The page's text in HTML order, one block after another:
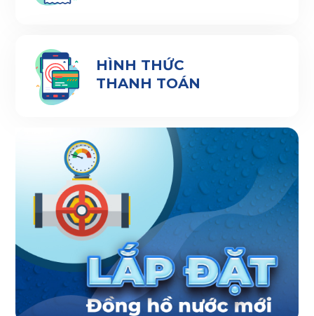
HÌNH THỨC
THANH TOÁN